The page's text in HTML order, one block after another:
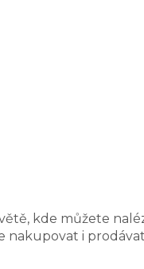
kde můžete
nakupovat i